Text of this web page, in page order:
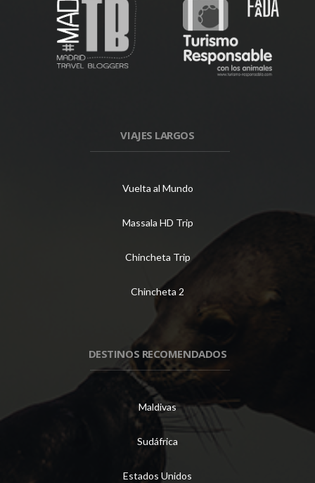
VIAJES LARGOS
Vuelta al Mundo
Massala HD Trip
Chincheta Trip
Chincheta 2
DESTINOS RECOMENDADOS
Maldivas
Sudáfrica
Estados Unidos